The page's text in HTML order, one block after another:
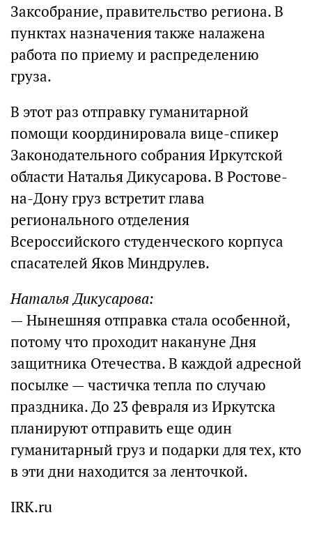
Заксобрание, правительство региона. В
пунктах назначения также налажена
работа по приему и распределению
груза.
В этот раз отправку гуманитарной
помощи координировала вице-спикер
Законодательного собрания Иркутской
области Наталья Дикусарова. В Ростове-
на-Дону груз встретит глава
регионального отделения
Всероссийского студенческого корпуса
спасателей Яков Миндрулев.
Наталья Дикусарова:
— Нынешняя отправка стала особенной,
потому что проходит накануне Дня
защитника Отечества. В каждой адресной
посылке — частичка тепла по случаю
праздника. До 23 февраля из Иркутска
планируют отправить еще один
гуманитарный груз и подарки для тех, кто
в эти дни находится за ленточкой.
IRK.ru